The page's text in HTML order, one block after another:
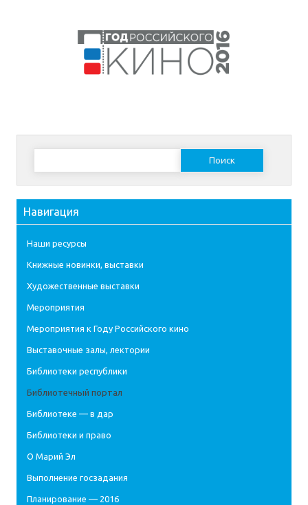
Найти:
Навигация
Наши ресурсы
Книжные новинки, выставки
Художественные выставки
Мероприятия
Мероприятия к Году Российского кино
Выставочные залы, лектории
Библиотеки республики
Библиотечный портал
Библиотеке — в дар
Библиотеки и право
О Марий Эл
Выполнение госзадания
Планирование — 2016